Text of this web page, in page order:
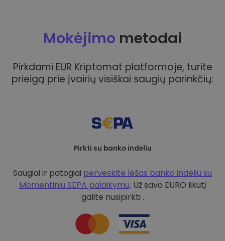
Mokėjimo metodai
Pirkdami EUR Kriptomat platformoje, turite
prieigą prie įvairių visiškai saugių parinkčių:
Pirkti su banko indėliu
Saugiai ir patogiai perveskite lėšas banko indėliu su
Momentiniu SEPA palaikymu. Už savo EURO likutį
galite nusipirkti .